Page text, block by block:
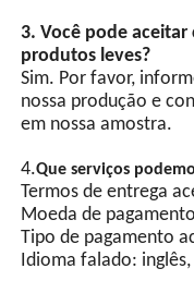
3. Você pode
produtos leves?
Sim. Por favor,
nossa produção e
em nossa amostra.
4.Que serviços
Termos de entrega
Moeda de
Tipo de pagamento
Idioma falado: